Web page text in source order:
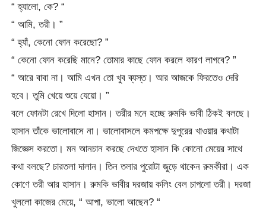
“ হ্যালো, কে? “
“ আমি, তরী। ”
“ হ্যাঁ, কেনো ফোন করেছো? ”
“ কেনো ফোন করেছি মানে? তোমার কাছে ফোন করলে কারণ লাগবে? ”
“ আরে বাবা না। আমি এখন তো খুব ব্যস্ত। আর আজকে ফিরতেও দেরি
হবে। তুমি খেয়ে শুয়ে যেয়ো। ”
বলে ফোনটা রেখে দিলো হাসান। তরীর মনে হচ্ছে রুমকি ভাবী ঠিকই বলছে।
হাসান তাঁকে ভালোবাসে না। ভালোবাসলে কমপক্ষে দুপুরের খাওয়ার কথাটা
জিজ্ঞেস করতো। মন আনচান করছে দেখতে হাসান কি কোনো মেয়ের সাথে
কথা বলছে? চারতলা দালান। তিন তলার পুরোটা জুড়ে থাকেন রুমকীরা। এক
কোণে তরী আর হাসান। রুমকি ভাবীর দরজায় কলিং বেল চাপলো তরী। দরজা
খুললো কাজের মেয়ে, “ আপা, ভালো আছেন? “